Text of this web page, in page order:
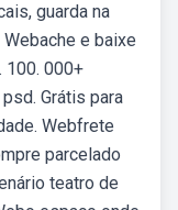
guarda na
e baixe
100. 000+
Grátis para
Webfrete
parcelado
teatro de